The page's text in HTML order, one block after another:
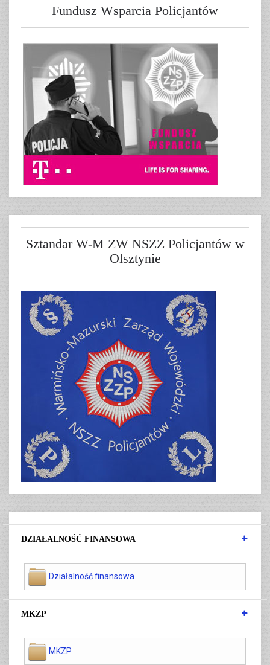
Fundusz Wsparcia Policjantów
Sztandar W-M ZW NSZZ Policjantów w
Olsztynie
DZIAŁALNOŚĆ FINANSOWA
Działalność finansowa
MKZP
MKZP